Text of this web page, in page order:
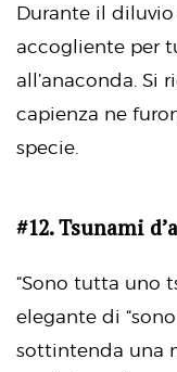
Durante il
accogliente per
all’anaconda. Si
capienza ne
specie.
#12. Tsunami
“Sono tutta uno
elegante di
sottintenda una